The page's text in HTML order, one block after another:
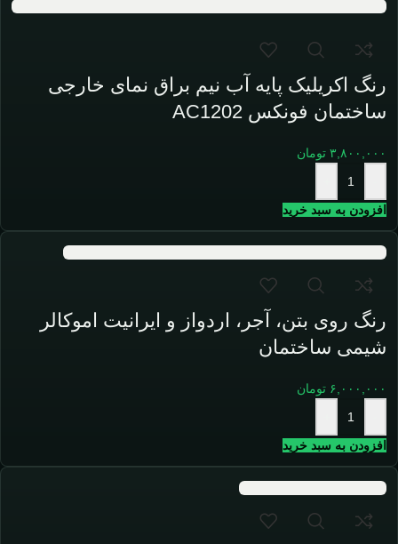
رنگ اکریلیک پایه آب نیم براق نمای خارجی
ساختمان فونکس AC1202
۳,۸۰۰,۰۰۰ تومان
افزودن به سبد خرید
رنگ روی بتن، آجر، اردواز و ایرانیت اموکالر
شیمی ساختمان
۶,۰۰۰,۰۰۰ تومان
افزودن به سبد خرید